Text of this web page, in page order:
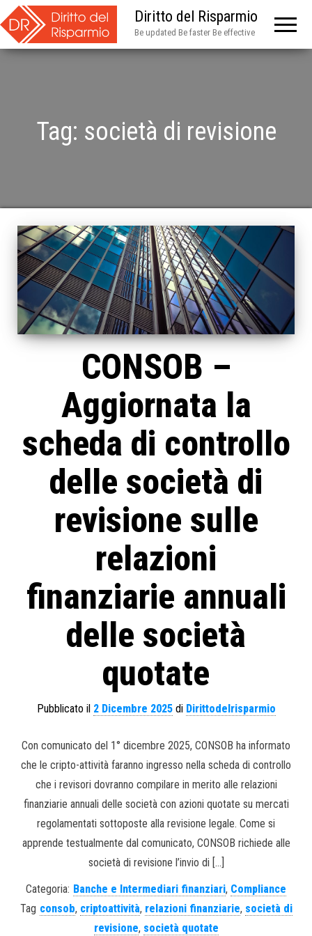
Diritto del Risparmio
Be updated Be faster Be effective
Tag: società di revisione
CONSOB –
Aggiornata la
scheda di controllo
delle società di
revisione sulle
relazioni
finanziarie annuali
delle società
quotate
Pubblicato il 2 Dicembre 2025di Dirittodelrisparmio
Con comunicato del 1° dicembre 2025, CONSOB ha informato
che le cripto-attività faranno ingresso nella scheda di controllo
che i revisori dovranno compilare in merito alle relazioni
finanziarie annuali delle società con azioni quotate su mercati
regolamentati sottoposte alla revisione legale. Come si
apprende testualmente dal comunicato, CONSOB richiede alle
società di revisione l’invio di […]
Categoria: Banche e Intermediari finanziari, Compliance
Tag consob, criptoattività, relazioni finanziarie, società di
revisione, società quotate